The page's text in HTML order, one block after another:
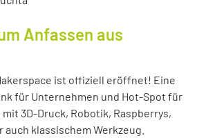
Anfassen aus
ist offiziell eröffnet! Eine
für Unternehmen und Hot-Spot für
3D-Druck, Robotik, Raspberrys,
klassischem Werkzeug.